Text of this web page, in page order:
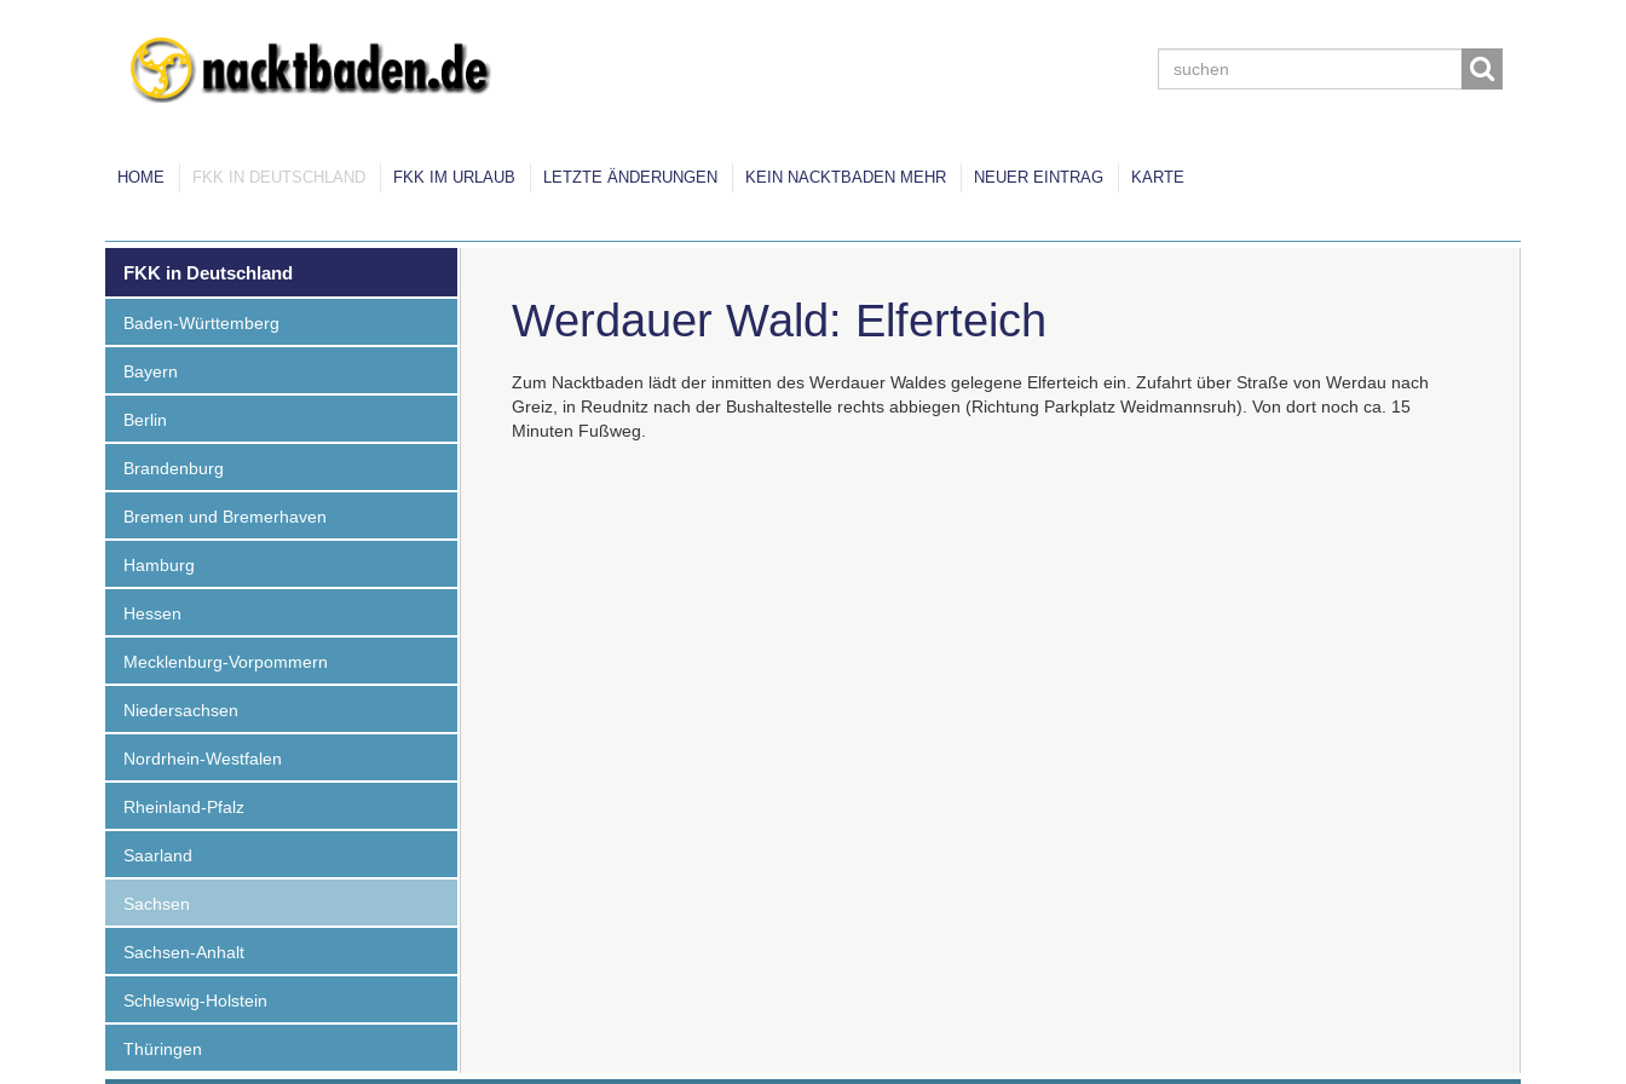
HOME FKK IN DEUTSCHLAND FKK IM URLAUB LETZTE ÄNDERUNGEN KEIN NACKTBADEN MEHR NEUER EINTRAG KARTE
Werdauer Wald: Elferteich
Zum Nacktbaden lädt der inmitten des Werdauer Waldes gelegene Elferteich ein. Zufahrt über Straße von Werdau nach
Greiz, in Reudnitz nach der Bushaltestelle rechts abbiegen (Richtung Parkplatz Weidmannsruh). Von dort noch ca. 15
Minuten Fußweg.
FKK in Deutschland
Baden-Württemberg
Bayern
Berlin
Brandenburg
Bremen und Bremerhaven
Hamburg
Hessen
Mecklenburg-Vorpommern
Niedersachsen
Nordrhein-Westfalen
Rheinland-Pfalz
Saarland
Sachsen
Sachsen-Anhalt
Schleswig-Holstein
Thüringen